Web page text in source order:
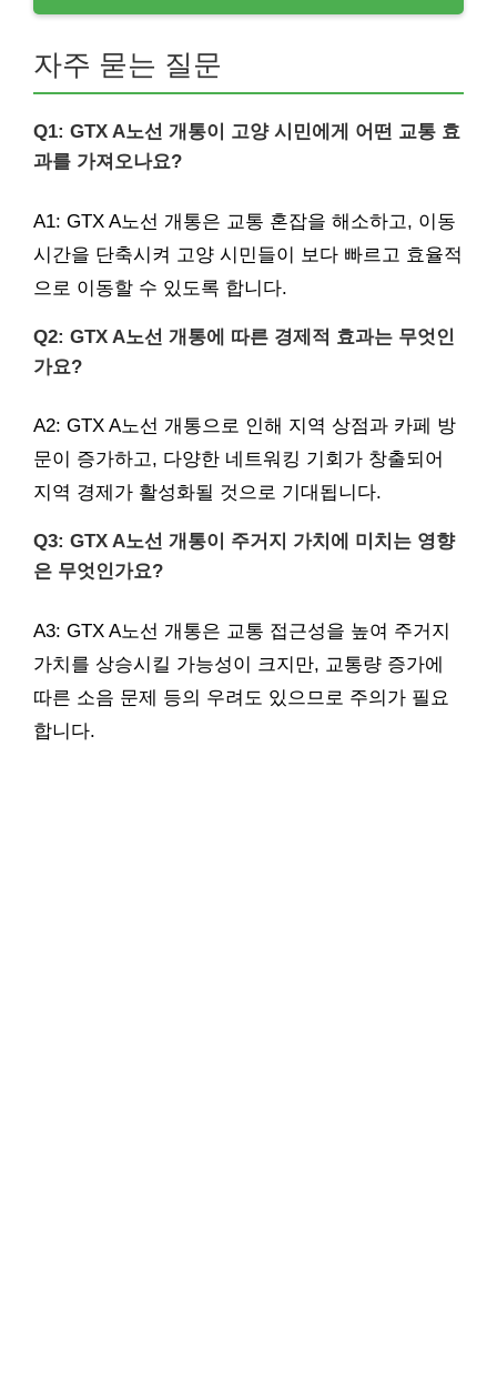
자주 묻는 질문
Q1: GTX A노선 개통이 고양 시민에게 어떤 교통 효
과를 가져오나요?
A1: GTX A노선 개통은 교통 혼잡을 해소하고, 이동
시간을 단축시켜 고양 시민들이 보다 빠르고 효율적
으로 이동할 수 있도록 합니다.
Q2: GTX A노선 개통에 따른 경제적 효과는 무엇인
가요?
A2: GTX A노선 개통으로 인해 지역 상점과 카페 방
문이 증가하고, 다양한 네트워킹 기회가 창출되어
지역 경제가 활성화될 것으로 기대됩니다.
Q3: GTX A노선 개통이 주거지 가치에 미치는 영향
은 무엇인가요?
A3: GTX A노선 개통은 교통 접근성을 높여 주거지
가치를 상승시킬 가능성이 크지만, 교통량 증가에
따른 소음 문제 등의 우려도 있으므로 주의가 필요
합니다.